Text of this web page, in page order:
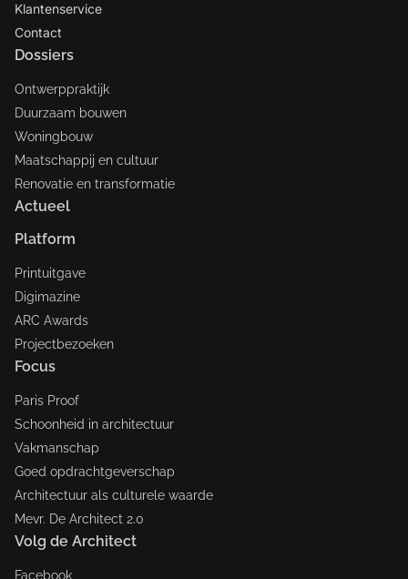
Klantenservice
Contact
Dossiers
Ontwerppraktijk
Duurzaam bouwen
Woningbouw
Maatschappij en cultuur
Renovatie en transformatie
Actueel
Platform
Printuitgave
Digimazine
ARC Awards
Projectbezoeken
Focus
Paris Proof
Schoonheid in architectuur
Vakmanschap
Goed opdrachtgeverschap
Architectuur als culturele waarde
Mevr. De Architect 2.0
Volg de Architect
Facebook